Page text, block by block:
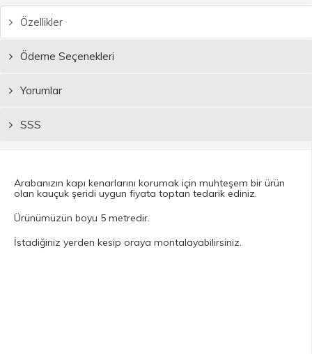
Özellikler
Ödeme Seçenekleri
Yorumlar
SSS
Arabanızın kapı kenarlarını korumak için muhteşem bir ürün
olan kauçuk şeridi uygun fiyata toptan tedarik ediniz.
Ürünümüzün boyu 5 metredir.
İstadiğiniz yerden kesip oraya montalayabilirsiniz.